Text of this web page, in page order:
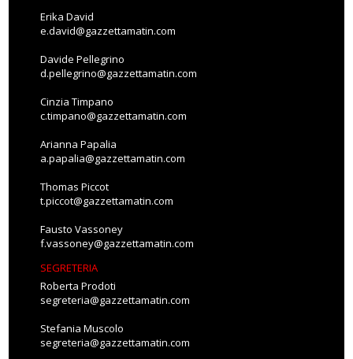
Erika David
e.david@gazzettamatin.com
Davide Pellegrino
d.pellegrino@gazzettamatin.com
Cinzia Timpano
c.timpano@gazzettamatin.com
Arianna Papalia
a.papalia@gazzettamatin.com
Thomas Piccot
t.piccot@gazzettamatin.com
Fausto Vassoney
f.vassoney@gazzettamatin.com
SEGRETERIA
Roberta Prodoti
segreteria@gazzettamatin.com
Stefania Muscolo
segreteria@gazzettamatin.com